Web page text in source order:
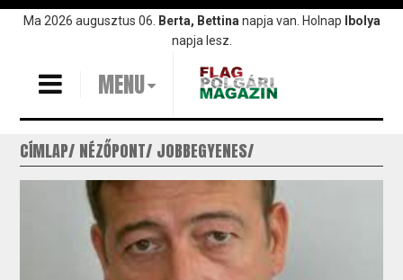
UgrásMa 2026 augusztus 06. Berta, Bettina napja van. Holnap
Ibolya
napja lesz.
MENU
CÍMLAP NÉZŐPONT JOBBEGYENES